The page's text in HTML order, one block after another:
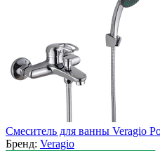
Смеситель для ванны Veragio
Бренд: Veragio